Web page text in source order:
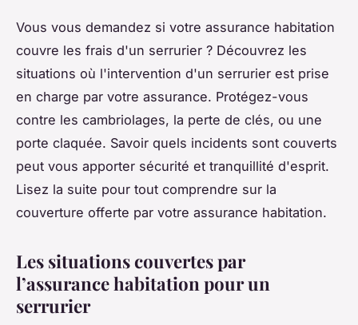
Vous vous demandez si votre assurance habitation
couvre les frais d'un serrurier ? Découvrez les
situations où l'intervention d'un serrurier est prise
en charge par votre assurance. Protégez-vous
contre les cambriolages, la perte de clés, ou une
porte claquée. Savoir quels incidents sont couverts
peut vous apporter sécurité et tranquillité d'esprit.
Lisez la suite pour tout comprendre sur la
couverture offerte par votre assurance habitation.
Les situations couvertes par
l’assurance habitation pour un
serrurier